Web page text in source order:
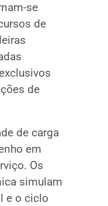
se
de
de
de carga
em
Os
simulam
e o ciclo